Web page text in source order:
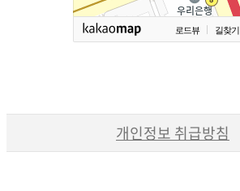
로드뷰 길찾기
개인정보 취급방침